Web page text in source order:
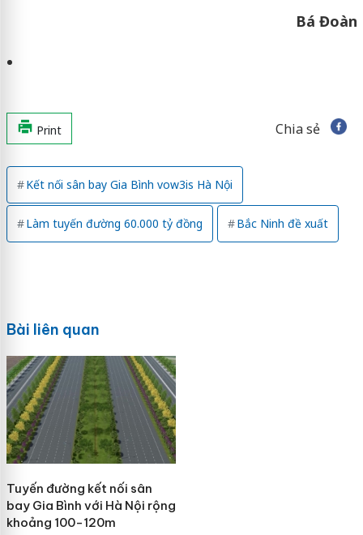
Bá Đoàn
Print Chia sẻ
Kết nối sân bay Gia Bình vow3is Hà Nội
Làm tuyến đường 60.000 tỷ đồng Bắc Ninh đề xuất
Bài liên quan
Tuyến đường kết nối sân
bay Gia Bình với Hà Nội rộng
khoảng 100-120m